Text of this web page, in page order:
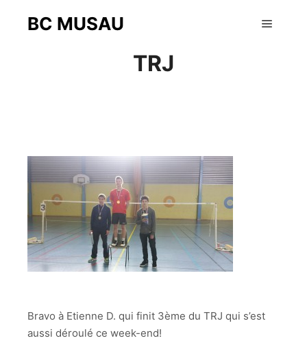
BC MUSAU
TRJ
Bravo à Etienne D. qui finit 3ème du TRJ qui s’est
aussi déroulé ce week-end!